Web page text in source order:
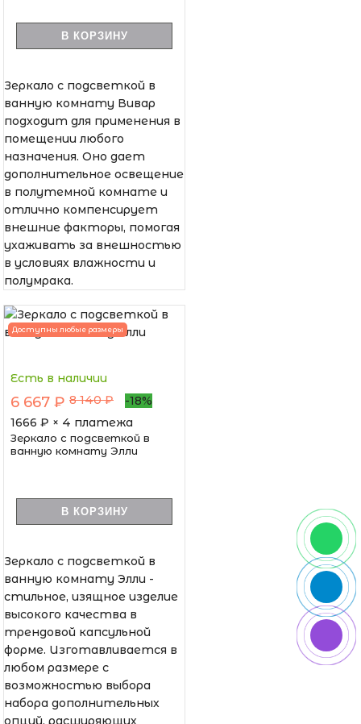
В КОРЗИНУ
Зеркало с подсветкой в
ванную комнату Вивар
подходит для применения в
помещении любого
назначения. Оно дает
дополнительное освещение
в полутемной комнате и
отлично компенсирует
внешние факторы, помогая
ухаживать за внешностью
в условиях влажности и
полумрака.
Доступны любые размеры
Есть в наличии
6 667 ₽ 8 140 ₽
-18%
1666 ₽ × 4 платежа
Зеркало с подсветкой в
ванную комнату Элли
В КОРЗИНУ
Зеркало с подсветкой в
ванную комнату Элли -
стильное, изящное изделие
высокого качества в
трендовой капсульной
форме. Изготавливается в
любом размере с
возможностью выбора
набора дополнительных
опций, расширяющих